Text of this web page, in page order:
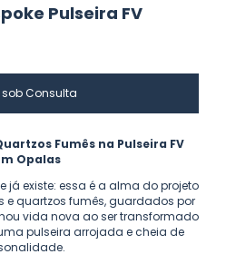
Pulseira FV
Fumês na Pulseira FV
Opalas
já existe: essa é a alma do projeto
e quartzos fumês, guardados por
vida nova ao ser transformado
pulseira arrojada e cheia de